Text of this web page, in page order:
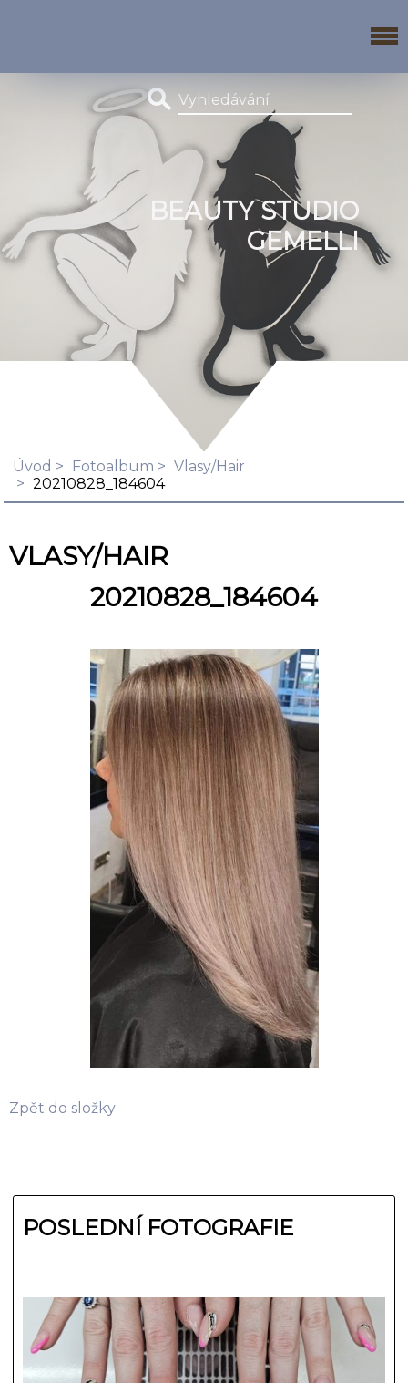
BEAUTY STUDIO
GEMELLI
Úvod Fotoalbum
Vlasy/Hair
20210828_184604
VLASY/HAIR
20210828_184604
Zpět do složky
POSLEDNÍ FOTOGRAFIE